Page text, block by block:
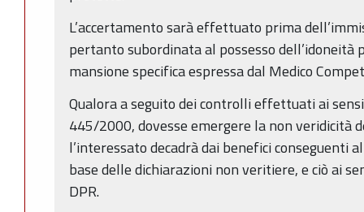
L’accertamento sarà effettuato prima
pertanto subordinata al possesso dell’idoneità
mansione specifica espressa dal Medico
Qualora a seguito dei controlli effettuati ai
445/2000, dovesse emergere la non veridicità
l’interessato decadrà dai benefici conseguenti
base delle dichiarazioni non veritiere, e ciò ai
DPR.